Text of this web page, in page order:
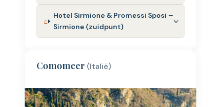
Hotel Sirmione & Promessi Sposi –
Sirmione (zuidpunt)
Comomeer (Italië)